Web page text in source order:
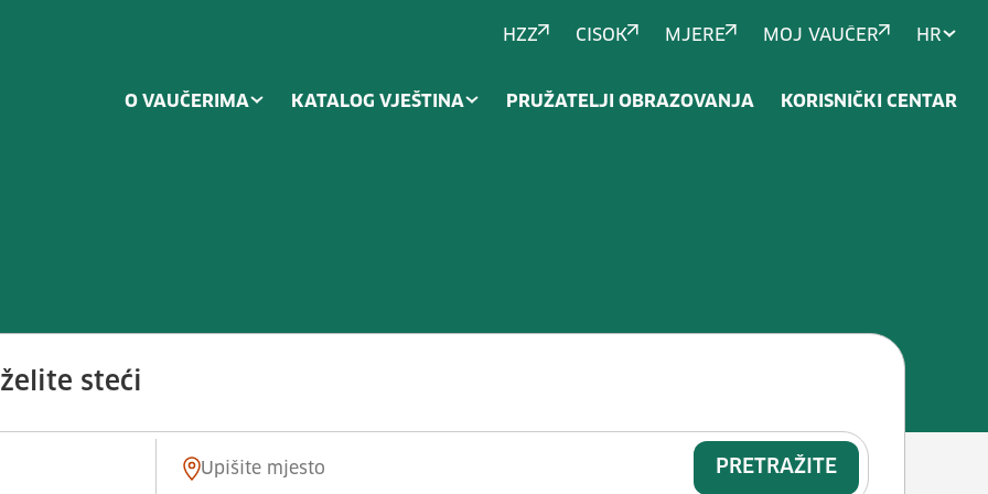
HZZ CISOK MJERE MOJ VAUČER HR
O VAUČERIMA KATALOG VJEŠTINA PRUŽATELJI OBRAZOVANJA KORISNIČKI CENTAR
i učinkovit način</span>
steći
Mjesto
PRETRAŽITE